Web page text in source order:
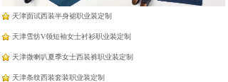
天津面试西装半身裙职业装定制
天津雪纺V领短袖女士衬衫职业装定制
天津微喇叭夏季女士西装裤职业装定制
天津条纹西装套装职业装定制